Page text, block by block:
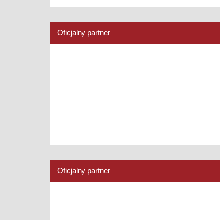
Oficjalny partner
Oficjalny partner